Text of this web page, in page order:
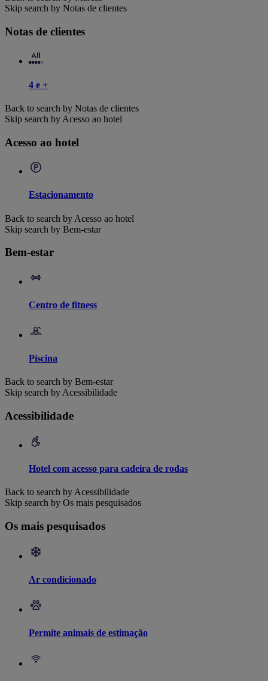
Skip search by Notas de clientes
Notas de clientes
4 e +
Back to search by Notas de clientes
Skip search by Acesso ao hotel
Acesso ao hotel
Estacionamento
Back to search by Acesso ao hotel
Skip search by Bem-estar
Bem-estar
Centro de fitness
Piscina
Back to search by Bem-estar
Skip search by Acessibilidade
Acessibilidade
Hotel com acesso para cadeira de rodas
Back to search by Acessibilidade
Skip search by Os mais pesquisados
Os mais pesquisados
Ar condicionado
Permite animais de estimação